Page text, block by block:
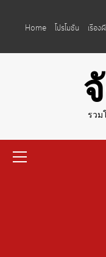
Home
โปรโมชั่น เรื่อง
รวม
Menu